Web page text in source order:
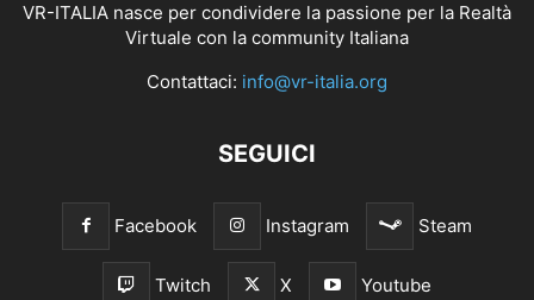
VR-ITALIA nasce per condividere la passione per la Realtà
Virtuale con la community Italiana
Contattaci: info@vr-italia.org
SEGUICI
Facebook Instagram Steam
Twitch X Youtube